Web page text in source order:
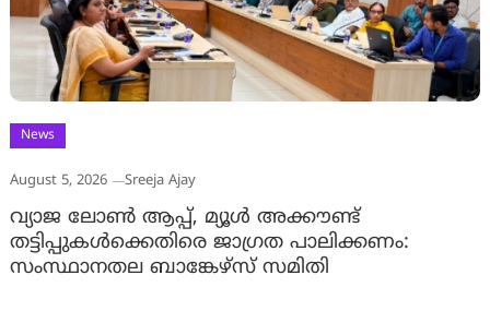
News
August 5, 2026 Sreeja Ajay
വ്യാജ ലോൺ ആപ്പ്, മ്യൂൾ അക്കൗണ്ട്
തട്ടിപ്പുകൾക്കെതിരെ ജാ​ഗ്രത പാലിക്കണം:
സംസ്ഥാനതല ബാങ്കേഴ്സ് സമിതി